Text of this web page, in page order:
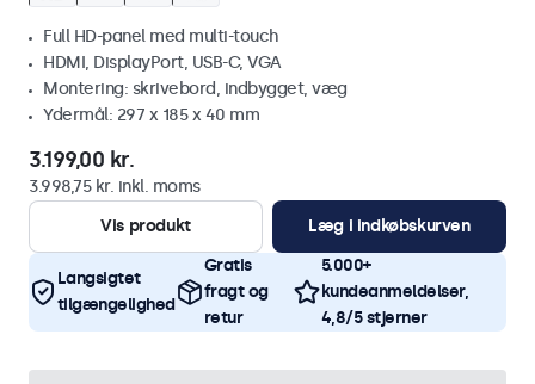
Full HD-panel med multi-touch
HDMI, DisplayPort, USB-C, VGA
Montering: skrivebord, indbygget, væg
Ydermål: 297 x 185 x 40 mm
3.199,00 kr.
3.998,75 kr. inkl. moms
Vis produkt
Læg i indkøbskurven
Langsigtet
tilgængelighed
Gratis
fragt og
retur
5.000+
kundeanmeldelser,
4,8/5 stjerner